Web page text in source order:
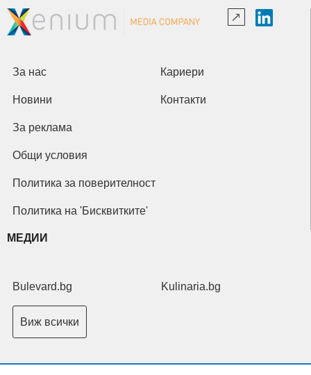
За нас Кариери
Новини Контакти
За реклама
Общи условия
Политика за поверителност
Политика на 'Бисквитките'
МЕДИИ
Bulevard.bg Kulinaria.bg
Виж всички